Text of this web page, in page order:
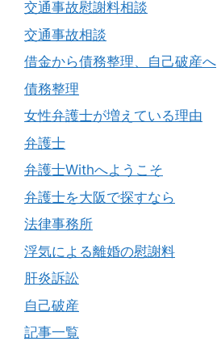
交通事故慰謝料相談
交通事故相談
借金から債務整理、自己破産へ
債務整理
女性弁護士が増えている理由
弁護士
弁護士Withへようこそ
弁護士を大阪で探すなら
法律事務所
浮気による離婚の慰謝料
肝炎訴訟
自己破産
記事一覧